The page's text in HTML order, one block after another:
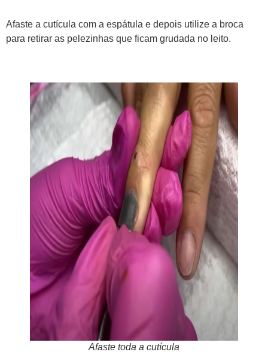
Afaste a cutícula com a espátula e depois utilize a broca
para retirar as pelezinhas que ficam grudada no leito.
Afaste toda a cutícula